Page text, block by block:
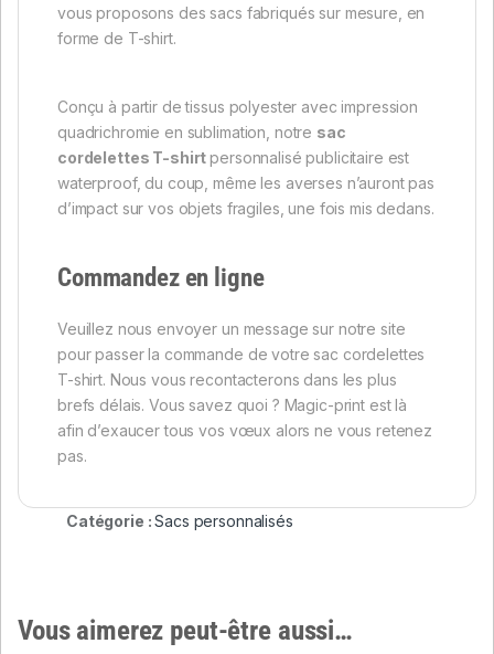
vous proposons des sacs fabriqués sur mesure, en
forme de T-shirt.
Conçu à partir de tissus polyester avec impression
quadrichromie en sublimation, notre sac
cordelettes T-shirtpersonnalisé publicitaire est
waterproof, du coup, même les averses n’auront pas
d’impact sur vos objets fragiles, une fois mis dedans.
Commandez en ligne
Veuillez nous envoyer un message sur notre site
pour passer la commande de votre sac cordelettes
T-shirt. Nous vous recontacterons dans les plus
brefs délais. Vous savez quoi ? Magic-print est là
afin d’exaucer tous vos vœux alors ne vous retenez
pas.
Catégorie :Sacs personnalisés
Vous aimerez peut-être aussi…